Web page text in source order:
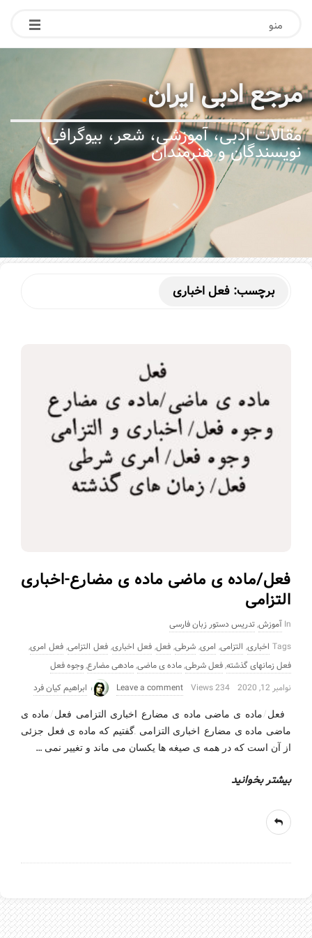
منو
مرجع ادبی ایران.
مقالات ادبی، آموزشی، شعر، بیوگرافی
نویسندگان و هنرمندان
برچسب: فعل اخباری
فعل/ماده ی ماضی ماده ی مضارع-اخباری
التزامی
In آموزش,تدریس دستور زبان فارسی
Tags اخباری, التزامی, امری, شرطی, فعل, فعل اخباری, فعل التزامی, فعل امری,
فعل زمانهای گذشته,فعل شرطی,ماده ی ماضی,مادهی مضارع,وجوه فعل
نوامبر 12, 2020
234 Views
Leave a comment ابراهیم کیان فرد
فعل/ماده ی ماضی ماده ی مضارع-اخباری التزامی فعل/ماده ی
ماضی ماده ی مضارع-اخباری التزامی .گفتیم که ماده ی فعل جزئی
از آن است که در همه ی صیغه ها یکسان می ماند و تغییر نمی …
بیشتر بخوانید